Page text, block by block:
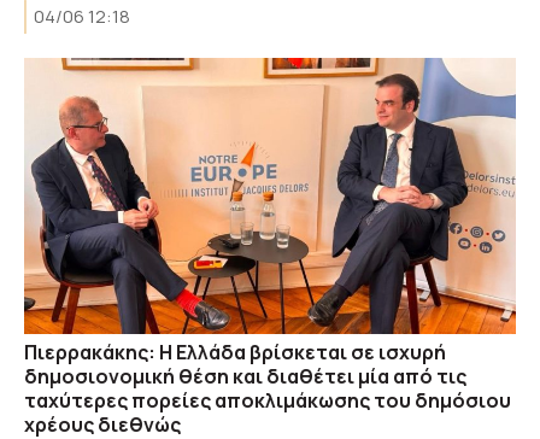
04/06 12:18
Πιερρακάκης: Η Ελλάδα βρίσκεται σε ισχυρή
δημοσιονομική θέση και διαθέτει μία από τις
ταχύτερες πορείες αποκλιμάκωσης του δημόσιου
χρέους διεθνώς